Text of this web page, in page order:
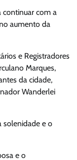
continuar com a
aumento da
e Registradores
Marques,
da cidade,
Wanderlei
solenidade e o
e o